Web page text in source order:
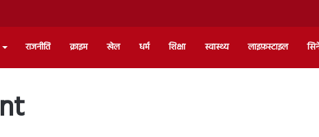
राजनीति क्राइम खेल धर्म शिक्षा स्वास्थ्य लाइफ़स्टाइल